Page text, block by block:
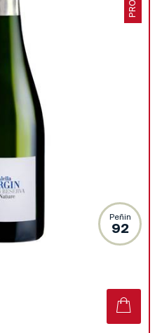
Peñin
92